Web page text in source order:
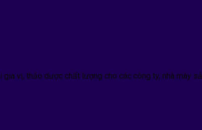
vị, thảo dược chất lượng cho các công ty, nhà mày